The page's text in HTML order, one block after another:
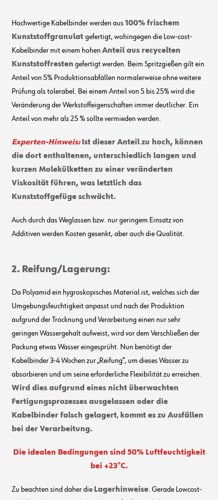
Hochwertige Kabelbinder werden aus100% frischem
Kunststoffgranulat gefertigt, wohingegen die Low-cost-
Kabelbinder mit einem hohenAnteil aus recycelten
Kunststoffresten gefertigt werden. Beim Spritzgießen gilt ein
Anteil von 5% Produktionsabfällen normalerweise ohne weitere
Prüfung als tolerabel. Bei einem Anteil von 5 bis 25% wird die
Veränderung der Werkstoffeigenschaften immer deutlicher. Ein
Anteil von mehr als 25 % sollte vermieden werden.
Experten-Hinweis: Ist dieser Anteil zu hoch, können
die dort enthaltenen, unterschiedlich langen und
kurzen Molekülketten zu einer veränderten
Viskosität führen, was letztlich das
Kunststoffgefüge schwächt.
Auch durch das Weglassen bzw. nur geringem Einsatz von
Additiven werden Kosten gesenkt, aber auch die Qualität.
2. Reifung/Lagerung:
Da Polyamid ein hygroskopisches Material ist, welches sich der
Umgebungsfeuchtigkeit anpasst und nach der Produktion
aufgrund der Trocknung und Verarbeitung einen nur sehr
geringen Wassergehalt aufweist, wird vor dem Verschließen der
Packung etwas Wasser eingesprüht. Nun benötigt der
Kabelbinder 3-4 Wochen zur „Reifung“, um dieses Wasser zu
absorbieren und um seine erforderliche Flexibilität zu erreichen.
Wird dies aufgrund eines nicht überwachten
Fertigungsprozesses ausgelassen oder die
Kabelbinder falsch gelagert, kommt es zu Ausfällen
bei der Verarbeitung.
Die idealen Bedingungen sind 50% Luftfeuchtigkeit
bei +23°C.
Zu beachten sind daher die Lagerhinweise. Gerade Lowcost-